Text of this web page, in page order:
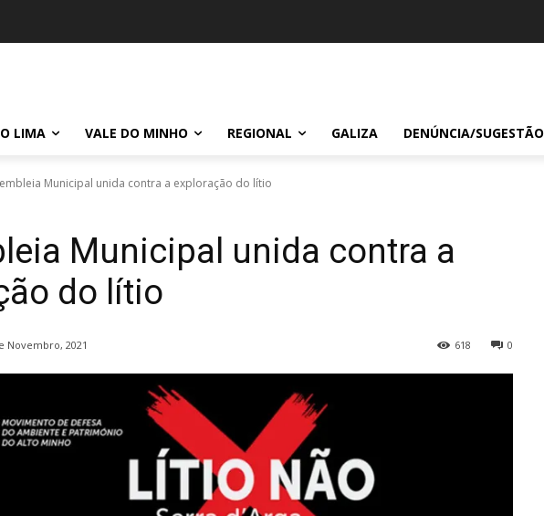
LIMA VALE DO MINHO REGIONAL GALIZA DENÚNCIA/SUGESTÃO
Municipal unida contra a exploração do lítio
Municipal unida contra a
do lítio
Novembro, 2021 0
618